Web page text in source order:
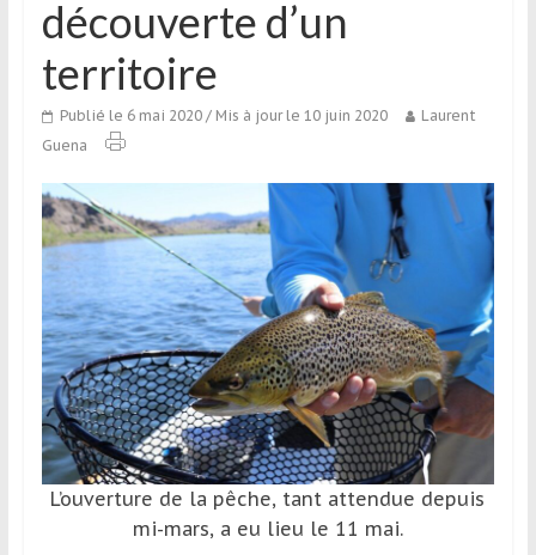
aux
voyageurs
ponctuels
ou
réguliers,
passionnés
ou
simples
de
sport,
qui
se
déplacent
en
France
découverte d’un
territoire
Publié le 6 mai 2020/ Mis à jour le 10 juin 2020
Laurent
Guena
L’ouverture de la pêche, tant attendue depuis
mi-mars, a eu lieu le 11 mai.